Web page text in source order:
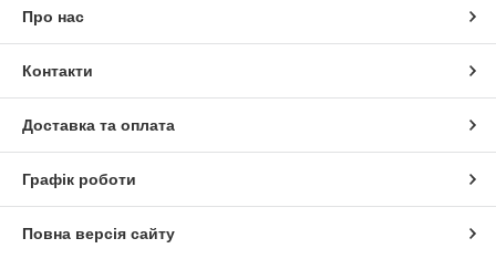
Про нас
Контакти
Доставка та оплата
Графік роботи
Повна версія сайту